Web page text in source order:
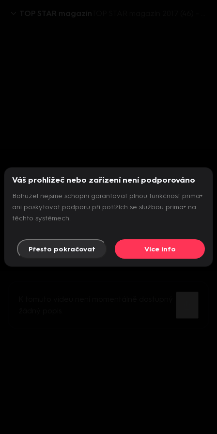
TOP STAR magazín
Nepodařilo se inicializovat přehrávač
Váš prohlížeč nebo zařízení není podporováno
Bohužel nejsme schopni garantovat plnou funkčnost prima+
ani poskytovat podporu při potížích se službou prima+ na
těchto systémech.
Přesto pokračovat Více info